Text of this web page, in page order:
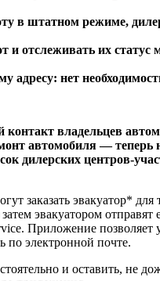
в штатном режиме,
и отслеживать их
адресу: нет
владельцев
автомобиля — теперь
дилерских центров-
заказать эвакуатор*
эвакуатором
Приложение позволяет
по электронной почте.
и оставить, не